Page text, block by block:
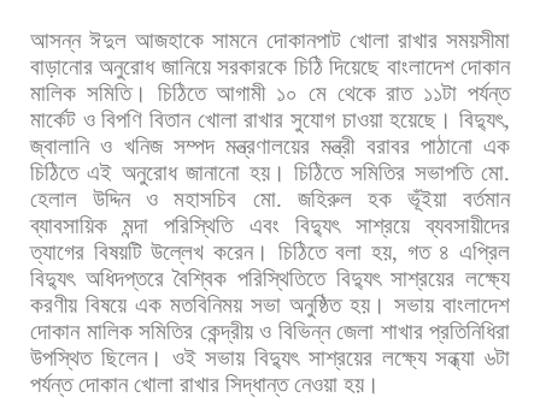
আসন্ন ঈদুল আজহাকে সামনে দোকানপাট খোলা রাখার সময়সীমা
বাড়ানোর অনুরোধ জানিয়ে সরকারকে চিঠি দিয়েছে বাংলাদেশ দোকান
মালিক সমিতি। চিঠিতে আগামী ১০ মে থেকে রাত ১১টা পর্যন্ত
মার্কেট ও বিপণি বিতান খোলা রাখার সুযোগ চাওয়া হয়েছে। বিদ্যুৎ,
জ্বালানি ও খনিজ সম্পদ মন্ত্রণালয়ের মন্ত্রী বরাবর পাঠানো এক
চিঠিতে এই অনুরোধ জানানো হয়। চিঠিতে সমিতির সভাপতি মো.
হেলাল
উদ্দিন ও মহাসচিব মো. জহিরুল হক ভূঁইয়া
বর্তমান
ব্যাবসায়িক
মন্দা পরিস্থিতি এবং বিদ্যুৎ সাশ্রয়ে
ব্যবসায়ীদের
ত্যাগের বিষয়টি উল্লেখ করেন। চিঠিতে বলা হয়, গত ৪ এপ্রিল
বিদ্যুৎ অধিদপ্তরে বৈশ্বিক পরিস্থিতিতে বিদ্যুৎ সাশ্রয়ের লক্ষ্যে
করণীয় বিষয়ে এক মতবিনিময় সভা অনুষ্ঠিত হয়। সভায় বাংলাদেশ
দোকান মালিক সমিতির কেন্দ্রীয় ও বিভিন্ন জেলা শাখার প্রতিনিধিরা
উপস্থিত ছিলেন। ওই সভায় বিদ্যুৎ সাশ্রয়ের লক্ষ্যে সন্ধ্যা ৬টা
পর্যন্ত দোকান খোলা রাখার সিদ্ধান্ত নেওয়া হয়।